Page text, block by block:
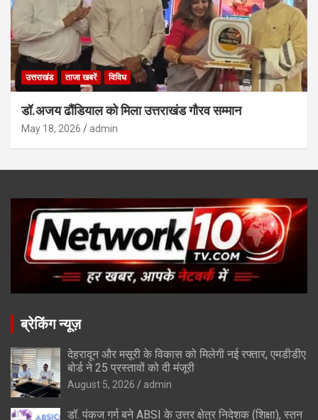
उत्तराखंड ताजा खबरें विविध
डॉ.अजय ढौंडियाल को मिला उत्तराखंड गौरव सम्मान
May 18, 2026 admin
ब्रेकिंग न्यूज़
देहरादून और मसूरी के विकास को मिलेगी नई रफ्तार, एमडीडीए
बोर्ड ने 25 प्रस्तावों को दी मंजूरी
August 5, 2026 admin
डॉ. पंकज गर्ग बने ABSI के उत्तर क्षेत्र निदेशक (शिक्षा), स्तन